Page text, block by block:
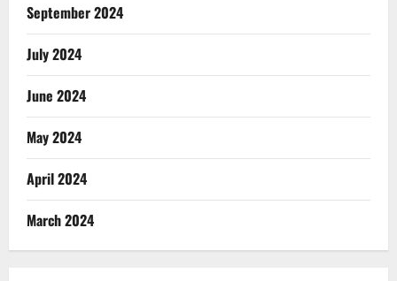
September 2024
July 2024
June 2024
May 2024
April 2024
March 2024